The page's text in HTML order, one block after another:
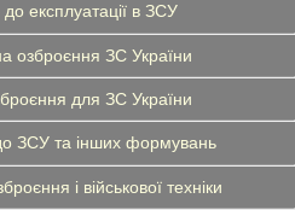
експлуатації в ЗСУ
озброєння ЗС України
для ЗС України
ЗСУ та інших формувань
і військової техніки